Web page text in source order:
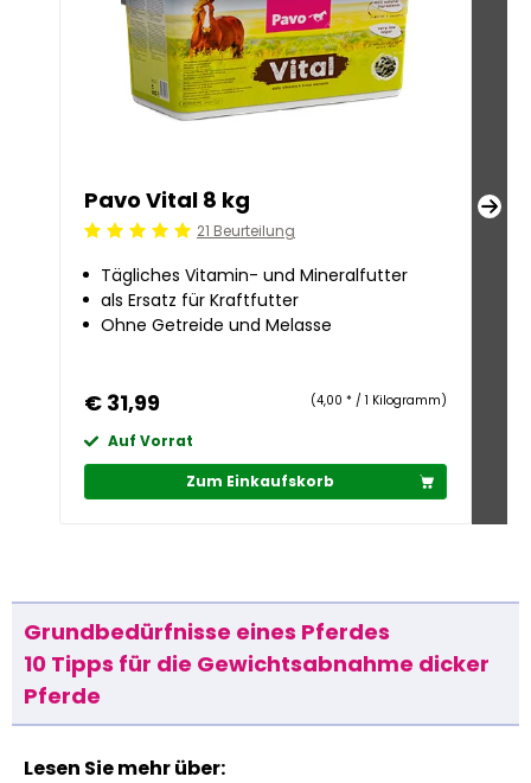
Pavo Vital 8 kg
Beoordeling: 5/521 Beurteilung
Tägliches Vitamin- und Mineralfutter
als Ersatz für Kraftfutter
Ohne Getreide und Melasse
€ 31,99 (4,00 * / 1 Kilogramm)
Auf Vorrat
Zum Einkaufskorb
Grundbedürfnisse eines Pferdes
10 Tipps für die Gewichtsabnahme dicker
Pferde
Lesen Sie mehr über: